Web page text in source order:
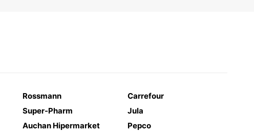
Rossmann
Carrefour
Super-Pharm
Jula
Auchan Hipermarket
Pepco